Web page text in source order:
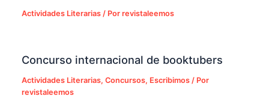
Actividades Literarias / Porrevistaleemos
Concurso internacional de booktubers
Actividades Literarias,Concursos, Escribimos / Por
revistaleemos